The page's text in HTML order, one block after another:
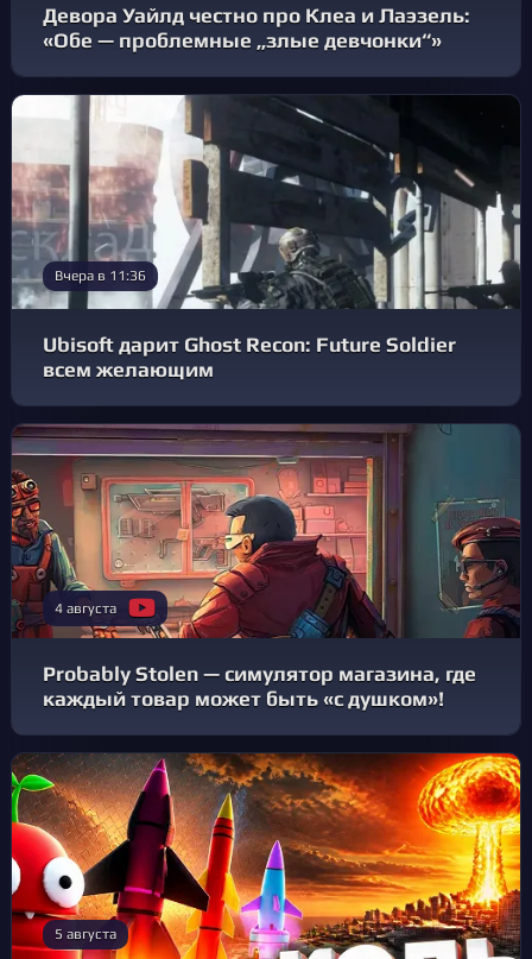
Девора Уайлд честно про Клеа и Лаэзель:
«Обе — проблемные „злые девчонки“»
Вчера в 11:36
Ubisoft дарит Ghost Recon: Future Soldier
всем желающим
4 августа
Probably Stolen — симулятор магазина, где
каждый товар может быть «с душком»!
5 августа